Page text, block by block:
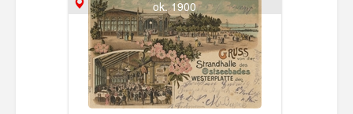
ok. 1900